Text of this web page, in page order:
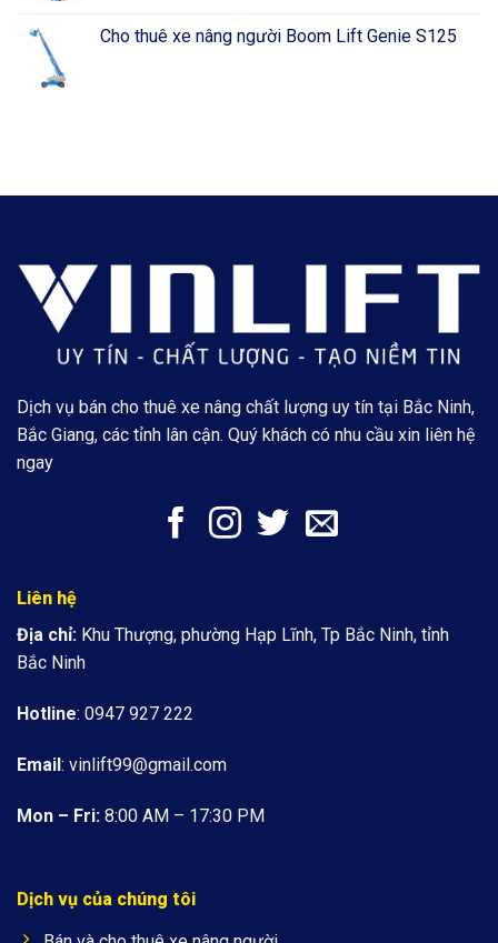
Cho thuê xe nâng người Boom Lift Genie S125
Dịch vụ bán cho thuê xe nâng chất lượng uy tín tại Bắc Ninh,
Bắc Giang, các tỉnh lân cận. Quý khách có nhu cầu xin liên hệ
ngay
Liên hệ
Địa chỉ: Khu Thượng, phường Hạp Lĩnh, Tp Bắc Ninh, tỉnh
Bắc Ninh
Hotline: 0947 927 222
Email: vinlift99@gmail.com
Mon – Fri: 8:00 AM – 17:30 PM
Dịch vụ của chúng tôi